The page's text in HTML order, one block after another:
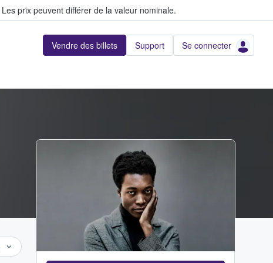
Les prix peuvent différer de la valeur nominale.
Vendre des billets Support Se connecter